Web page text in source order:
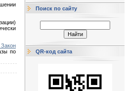
по
Поиск по сайту
QR-код сайта